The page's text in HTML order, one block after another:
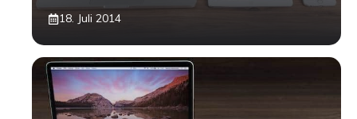
18. Juli 2014